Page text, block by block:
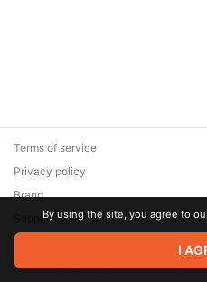
© 2026 Zaya Solutions Limited.
are the property of their
Terms of service
Privacy policy
Brand
SupportBy using the site, you agree to
I